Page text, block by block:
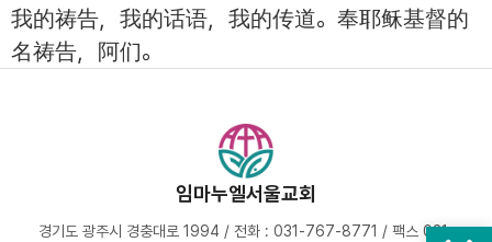
我的祷告，我的话语，我的传道。奉耶稣基督的
名祷告，阿们。
임마누엘서울교회
경기도 광주시 경충대로 1994 / 전화 : 031-767-8771 / 팩스 031-